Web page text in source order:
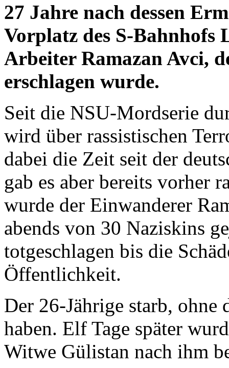
27 Jahre nach dessen
Vorplatz des S-Bahnhofs
Arbeiter Ramazan Avci,
erschlagen wurde.
Seit die NSU-Mordserie
wird über rassistischen
dabei die Zeit seit der
gab es aber bereits vorher
wurde der Einwanderer
abends von 30 Naziskins
totgeschlagen bis die
Öffentlichkeit.
Der 26-Jährige starb, ohne
haben. Elf Tage später
Witwe Gülistan nach ihm